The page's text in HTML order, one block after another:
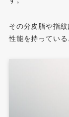
その分皮脂や指
性能を持っている